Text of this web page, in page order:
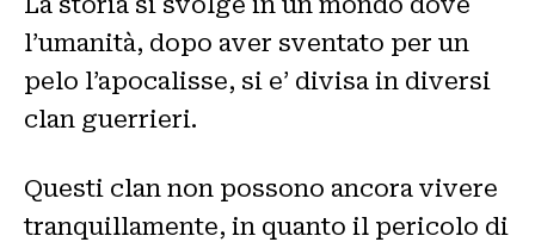
l’umanità, dopo aver sventato per un
pelo l’apocalisse, si e’ divisa in diversi
clan guerrieri.
Questi clan non possono ancora vivere
tranquillamente, in quanto il pericolo di